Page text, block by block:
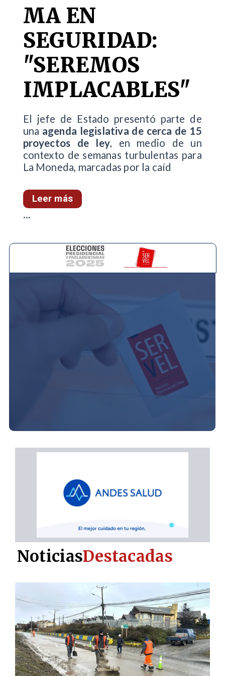
MA EN
SEGURIDAD:
"SEREMOS
IMPLACABLES"
El jefe de Estado presentó parte de
una agenda legislativa de cerca de 15
proyectos de ley, en medio de un
contexto de semanas turbulentas para
La Moneda, marcadas por la caíd
Leer más
...
NoticiasDestacadas